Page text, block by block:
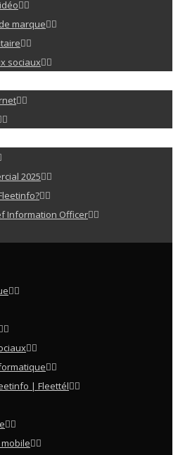
marque
sociaux
2025
Information Officer
| Fleettél